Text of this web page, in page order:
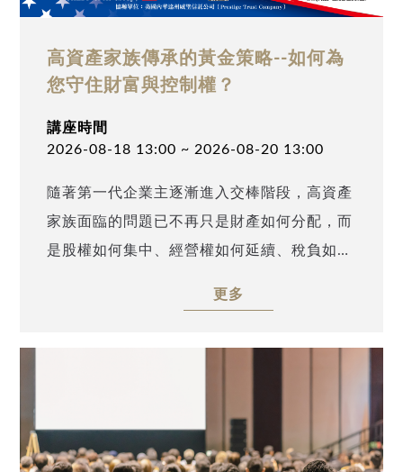
高資產家族傳承的黃金策略--如何為
您守住財富與控制權？
講座時間
2026-08-18 13:00 ~ 2026-08-20 13:00
隨著第一代企業主逐漸進入交棒階段，高資產
家族面臨的問題已不再只是財產如何分配，而
是股權如何集中、經營權如何延續、稅負如何
與稅務制度下維持合規。國際家族辦公室報告
目的 為協助高資產家族整合股權治理、信託
架構與稅務規劃，建立穩健傳承方案，安致勤
更多